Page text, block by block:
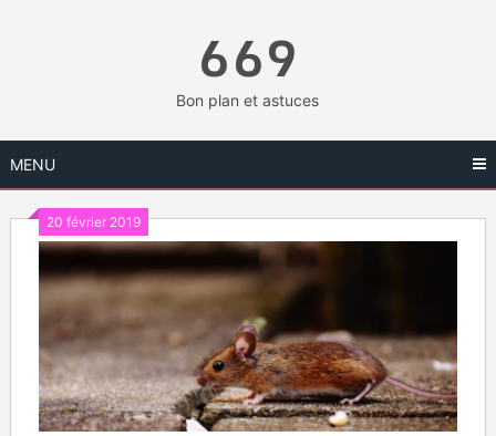
669
Bon plan et astuces
MENU
20 février 2019